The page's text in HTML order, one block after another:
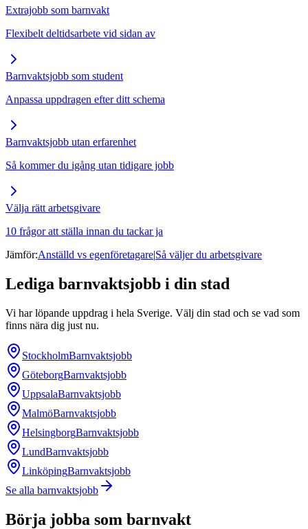
Extrajobb som barnvakt
Flexibelt deltidsarbete vid sidan av
Barnvaktsjobb som student
Anpassa uppdragen efter ditt schema
Barnvaktsjobb utan erfarenhet
Så kommer du igång utan tidigare jobb
Välja rätt arbetsgivare
10 frågor att ställa innan du tackar ja
Jämför:Anställd vs egenföretagare|Så väljer du arbetsgivare
Lediga barnvaktsjobb i din stad
Vi har löpande uppdrag i hela Sverige. Välj din stad och se vad som
finns nära dig just nu.
StockholmBarnvaktsjobb
GöteborgBarnvaktsjobb
UppsalaBarnvaktsjobb
MalmöBarnvaktsjobb
HelsingborgBarnvaktsjobb
LundBarnvaktsjobb
LinköpingBarnvaktsjobb
Se alla barnvaktsjobb
Börja jobba som barnvakt